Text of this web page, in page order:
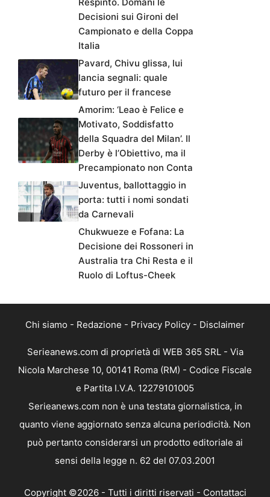
Decisioni sui Gironi del
Campionato e della Coppa
Italia
Pavard, Chivu glissa, lui
lancia segnali: quale
futuro per il francese
Amorim: ‘Leao è Felice e
Motivato, Soddisfatto
della Squadra del Milan’. Il
Derby è l’Obiettivo, ma il
Precampionato non Conta
Juventus, ballottaggio in
porta: tutti i nomi sondati
da Carnevali
Chukwueze e Fofana: La
Decisione dei Rossoneri in
Australia tra Chi Resta e il
Ruolo di Loftus-Cheek
Chi siamo - Redazione - Privacy Policy - Disclaimer
Serieanews.com di proprietà di WEB 365 SRL - Via
Nicola Marchese 10, 00141 Roma (RM) - Codice Fiscale
e Partita I.V.A. 12279101005
Serieanews.com non è una testata giornalistica, in
quanto viene aggiornato senza alcuna periodicità. Non
può pertanto considerarsi un prodotto editoriale ai
sensi della legge n. 62 del 07.03.2001
Copyright ©2026 - Tutti i diritti riservati - Contattaci